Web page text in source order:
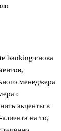
banking снова
менеджера
с
акценты в
на то,